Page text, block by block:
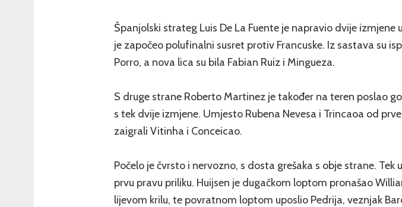
Španjolski strateg Luis De La Fuente je napravio dvije izmjene
je započeo polufinalni susret protiv Francuske. Iz sastava su
Porro, a nova lica su bila Fabian Ruiz i Mingueza.
S druge strane Roberto Martinez je također na teren poslao
s tek dvije izmjene. Umjesto Rubena Nevesa i Trincaoa od
zaigrali Vitinha i Conceicao.
Počelo je čvrsto i nervozno, s dosta grešaka s obje strane. Tek
prvu pravu priliku. Huijsen je dugačkom loptom pronašao
lijevom krilu, te povratnom loptom uposlio Pedrija, veznjak